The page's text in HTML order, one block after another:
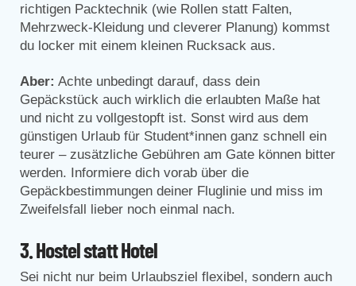
richtigen Packtechnik (wie Rollen statt Falten,
Mehrzweck-Kleidung und cleverer Planung) kommst
du locker mit einem kleinen Rucksack aus.
Aber: Achte unbedingt darauf, dass dein
Gepäckstück auch wirklich die erlaubten Maße hat
und nicht zu vollgestopft ist. Sonst wird aus dem
günstigen Urlaub für Student*innen ganz schnell ein
teurer – zusätzliche Gebühren am Gate können bitter
werden. Informiere dich vorab über die
Gepäckbestimmungen deiner Fluglinie und miss im
Zweifelsfall lieber noch einmal nach.
3. Hostel statt Hotel
Sei nicht nur beim Urlaubsziel flexibel, sondern auch